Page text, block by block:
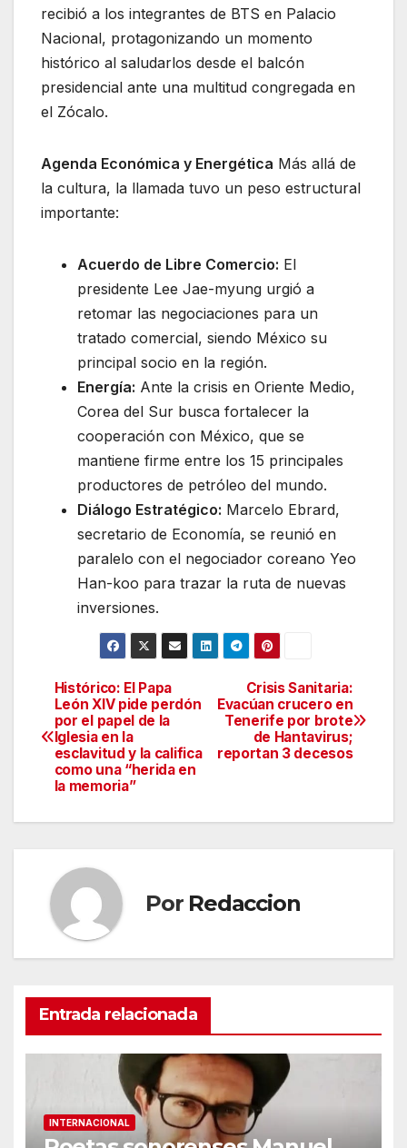
recibió a los integrantes de BTS en Palacio
Nacional, protagonizando un momento
histórico al saludarlos desde el balcón
presidencial ante una multitud congregada en
el Zócalo.
Agenda Económica y Energética Más allá de
la cultura, la llamada tuvo un peso estructural
importante:
Acuerdo de Libre Comercio: El
presidente Lee Jae-myung urgió a
retomar las negociaciones para un
tratado comercial, siendo México su
principal socio en la región.
Energía: Ante la crisis en Oriente Medio,
Corea del Sur busca fortalecer la
cooperación con México, que se
mantiene firme entre los 15 principales
productores de petróleo del mundo.
Diálogo Estratégico: Marcelo Ebrard,
secretario de Economía, se reunió en
paralelo con el negociador coreano Yeo
Han-koo para trazar la ruta de nuevas
inversiones.
Navegación
de
entradas
Crisis Sanitaria:
Evacúan crucero en
Tenerife por brote
de Hantavirus;
reportan 3 decesos
Histórico: El Papa
León XIV pide perdón
por el papel de la
Iglesia en la
esclavitud y la califica
como una “herida en
la memoria”
Por Redaccion
Entrada relacionada
INTERNACIONAL